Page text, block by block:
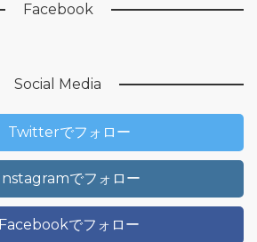
Facebook
Social Media
Twitterでフォロー
Instagramでフォロー
Facebookでフォロー